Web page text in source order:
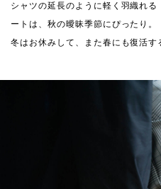
シャツの延長のように軽く羽織れ
ートは、秋の曖昧季節にぴったり。
冬はお休みして、また春にも復活す